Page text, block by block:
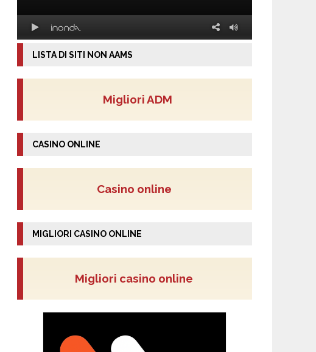
LISTA DI SITI NON AAMS
Migliori ADM
CASINO ONLINE
Casino online
MIGLIORI CASINO ONLINE
Migliori casino online